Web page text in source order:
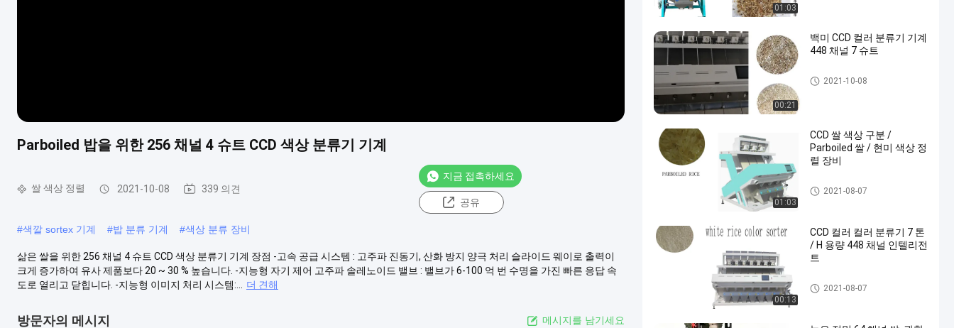
Parboiled 밥을 위한 256 채널 4 슈트 CCD 색상 분류기 기계
쌀 색상 정렬 2021-10-08 339 의견
지금 접촉하세요
공유
#색깔 sortex 기계 #밥 분류 기계 #색상 분류 장비
삶은 쌀을 위한 256 채널 4 슈트 CCD 색상 분류기 기계 장점 -고속 공급 시스템 : 고주파 진동기, 산화 방지 양극 처리 슬라이드 웨이로 출력이
크게 증가하여 유사 제품보다 20 ~ 30 % 높습니다. -지능형 자기 제어 고주파 솔레노이드 밸브 : 밸브가 6-100 억 번 수명을 가진 빠른 응답 속
도로 열리고 닫힙니다. -지능형 이미지 처리 시스템:...
더 견해
방문자의 메시지 메시지를 남기세요
01:03
00:21
백미 CCD 컬러 분류기 기계
448 채널 7 슈트
쌀 색상 정렬
2021-10-08
01:03
CCD 쌀 색상 구분 /
Parboiled 쌀 / 현미 색상 정
렬 장비
쌀 색상 정렬
2021-08-07
00:13
CCD 컬러 컬러 분류기 7 톤
/ H 용량 448 채널 인텔리전
트
쌀 색상 정렬
2021-08-07